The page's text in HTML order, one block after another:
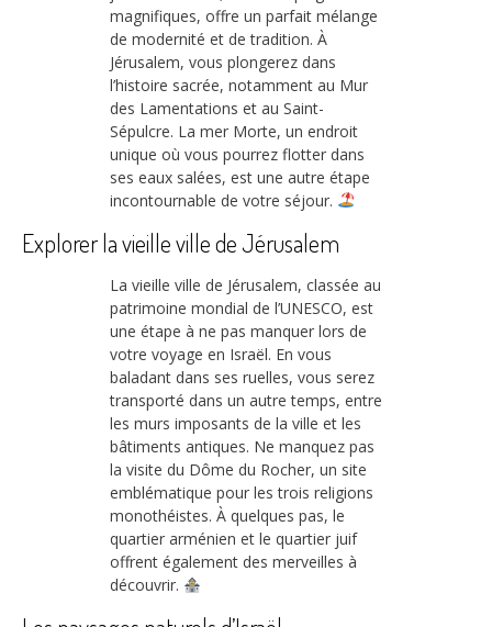
magnifiques, offre un parfait mélange
de modernité et de tradition. À
Jérusalem, vous plongerez dans
l’histoire sacrée, notamment au Mur
des Lamentations et au Saint-
Sépulcre. La mer Morte, un endroit
unique où vous pourrez flotter dans
ses eaux salées, est une autre étape
incontournable de votre séjour.
Explorer la vieille ville de Jérusalem
La vieille ville de Jérusalem, classée au
patrimoine mondial de l’UNESCO, est
une étape à ne pas manquer lors de
votre voyage en Israël. En vous
baladant dans ses ruelles, vous serez
transporté dans un autre temps, entre
les murs imposants de la ville et les
bâtiments antiques. Ne manquez pas
la visite du Dôme du Rocher, un site
emblématique pour les trois religions
monothéistes. À quelques pas, le
quartier arménien et le quartier juif
offrent également des merveilles à
découvrir.